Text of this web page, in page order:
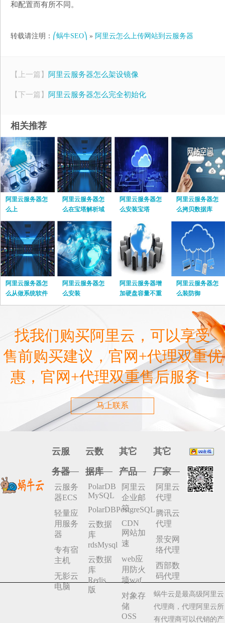
和配置而有所不同。
转载请注明： ⎛蜗牛SEO⎞ » 阿里云怎么上传网站到云服务器
【上一篇】 阿里云服务器怎么架设镜像
【下一篇】 阿里云服务器怎么完全初始化
相关推荐
阿里云服务器怎
么上
阿里云服务器怎
么在宝塔解析域
名
阿里云服务器怎
么安装宝塔
阿里云服务器怎
么拷贝数据库
阿里云服务器怎
么从做系统软件
阿里云服务器怎
么安装
阿里云服务器增
加硬盘容量不重
启
阿里云服务器怎
么装防御
找我们购买阿里云，可以享受
售前购买建议，官网+代理双重优
惠，官网+代理双重售后服务！
马上联系
云服
务器
云服务
器ECS
轻量应
用服务
器
专有宿
主机
无影云
电脑
云数
据库
PolarDB
MySQL
PolarDBPostgreSQL
云数据
库
rdsMysql
云数据
库
Redis
版
其它
产品
阿里云
企业邮
箱
CDN
网站加
速
web应
用防火
墙waf
对象存
储
OSS
其它
厂家
阿里云
代理
腾讯云
代理
景安网
络代理
西部数
码代理
蜗牛云是最高级阿里云
代理商，代理阿里云所
有代理商可以代销的产